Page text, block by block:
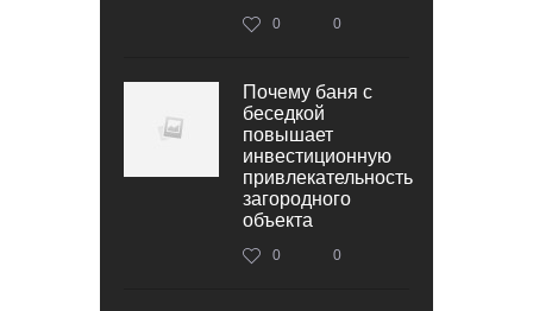
0 0
Почему баня с
беседкой
повышает
инвестиционную
привлекательность
загородного
объекта
0 0